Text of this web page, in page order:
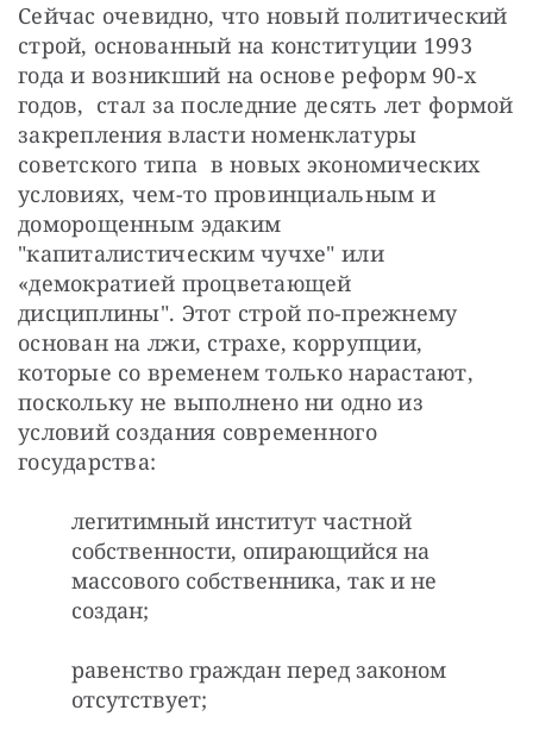
Сейчас очевидно, что новый политический
строй, основанный на конституции 1993
года и возникший на основе реформ 90-х
годов,  стал за последние десять лет формой
закрепления власти номенклатуры
советского типа  в новых экономических
условиях, чем-то провинциальным и
доморощенным эдаким
"капиталистическим чучхе" или
«демократией процветающей
дисциплины". Этот строй по-прежнему
основан на лжи, страхе, коррупции,
которые со временем только нарастают,
поскольку не выполнено ни одно из
условий создания современного
государства:
легитимный институт частной
собственности, опирающийся на
массового собственника, так и не
создан;
равенство граждан перед законом
отсутствует;